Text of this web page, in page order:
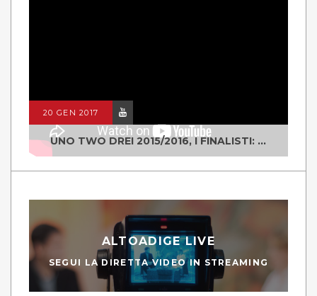
20 GEN 2017
UNO TWO DREI 2015/2016, I FINALISTI: CLASSE IV ALS ISTITUTO "DEGASPERI" BORGO VALSUGANA
ALTOADIGE LIVE
SEGUI LA DIRETTA VIDEO IN STREAMING